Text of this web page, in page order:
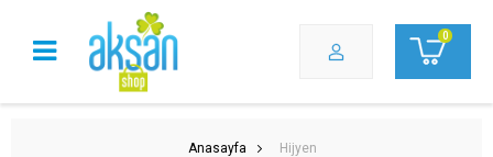
0
Anasayfa Hijyen